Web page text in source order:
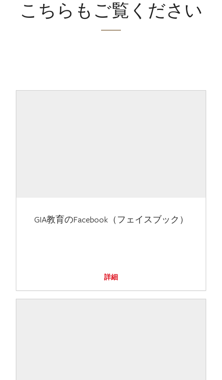
こちらもご覧ください
GIA教育のFacebook（フェイスブック）
詳細